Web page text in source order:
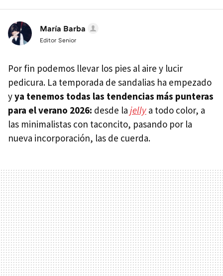
María Barba
Editor Senior
Por fin podemos llevar los pies al aire y lucir
pedicura. La temporada de sandalias ha empezado
yya tenemos todas las tendencias más punteras
para el verano 2026: desde la jelly a todo color, a
las minimalistas con taconcito, pasando por la
nueva incorporación, las de cuerda.